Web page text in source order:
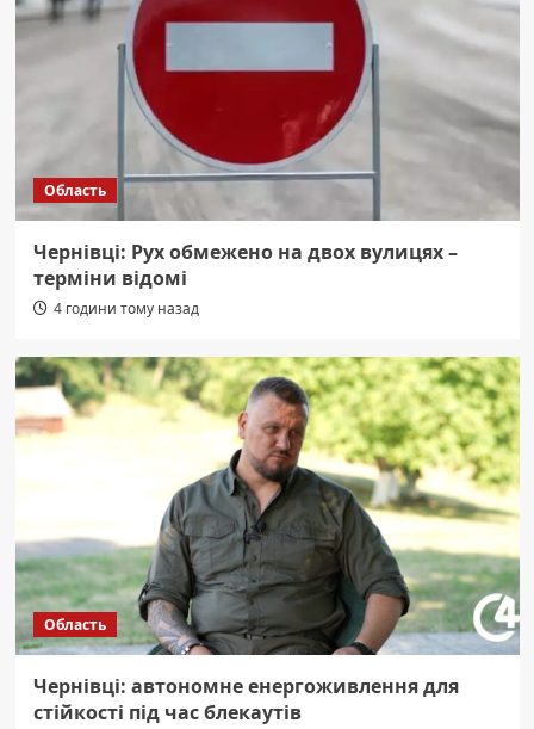
Область
Чернівці: Рух обмежено на двох вулицях –
терміни відомі
4 години тому назад
Область
Чернівці: автономне енергоживлення для
стійкості під час блекаутів